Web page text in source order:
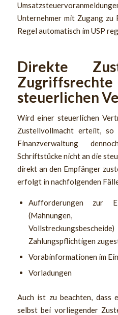
Unternehmer mit Zugang zu
Regel automatisch im USP
Direkte
steuerlichen
Wird einer steuerlichen
Zustellvollmacht erteilt,
Finanzverwaltung
Schriftstücke nicht an die
direkt an den Empfänger
erfolgt in nachfolgenden
Aufforderungen zur
(Mahnungen,
Zahlungspflichtigen
Vorabinformationen im
Vorladungen
Auch ist zu beachten, dass
selbst bei vorliegender